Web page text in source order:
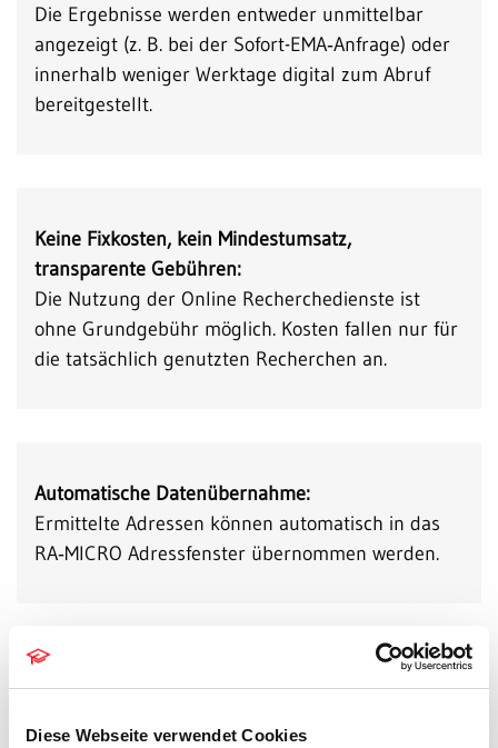
Diese Webseite verwendet Cookies
Die Ergebnisse werden entweder unmittelbar
angezeigt (z. B. bei der Sofort-EMA‑Anfrage) oder
innerhalb weniger Werktage digital zum Abruf
bereitgestellt.
Keine Fixkosten, kein Mindestumsatz,
transparente Gebühren:
Die Nutzung der Online Recherchedienste ist
ohne Grundgebühr möglich. Kosten fallen nur für
die tatsächlich genutzten Recherchen an.
Automatische Datenübernahme:
Ermittelte Adressen können automatisch in das
RA‑MICRO Adressfenster übernommen werden.
Buchung anfallender Kosten: